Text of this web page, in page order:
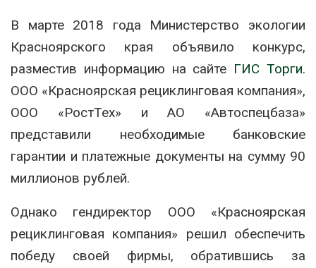
В марте 2018 года Министерство экологии
Красноярского края объявило конкурс,
разместив информацию на сайте ГИС Торги.
ООО «Красноярская рециклинговая компания»,
ООО «РостТех» и АО «Автоспецбаза»
представили необходимые банковские
гарантии и платежные документы на сумму 90
миллионов рублей.
Однако гендиректор ООО «Красноярская
рециклинговая компания» решил обеспечить
победу своей фирмы, обратившись за